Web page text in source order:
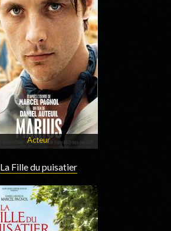
Acteur
La Fille du puisatier